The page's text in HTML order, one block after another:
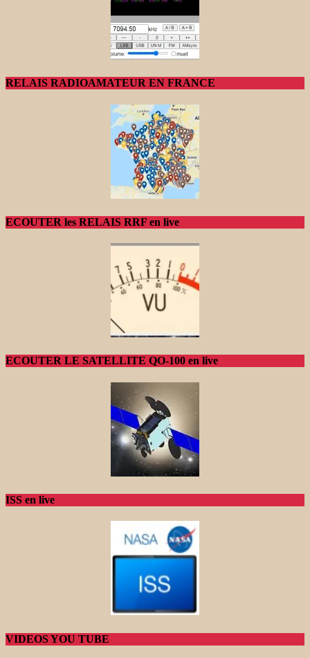
RELAIS RADIOAMATEUR EN FRANCE
ECOUTER les RELAIS RRF en live
ECOUTER LE SATELLITE QO-100 en live
ISS en live
VIDEOS YOU TUBE